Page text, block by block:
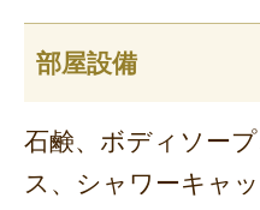
部屋設備
石鹸、ボディソー
ス、シャワーキャ